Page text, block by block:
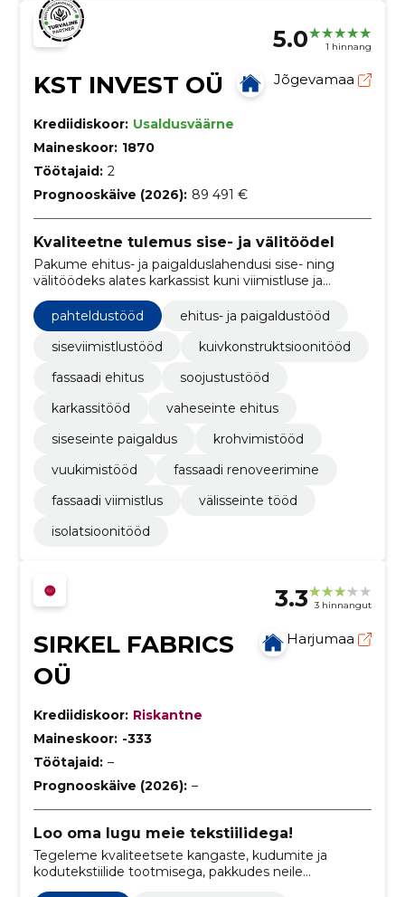
5.0 1 hinnang
KST INVEST OÜ Jõgevamaa
Krediidiskoor: Usaldusväärne
Maineskoor: 1870
Töötajaid: 2
Prognooskäive (2026): 89 491 €
Kvaliteetne tulemus sise- ja välitöödel
Pakume ehitus- ja paigalduslahendusi sise- ning
välitöödeks alates karkassist kuni viimistluse ja
fassaadini. Täpne teostus aitab luua korrektse ja
kauakestva tulemuse.
pahteldustööd
ehitus- ja paigaldustööd
siseviimistlustööd
kuivkonstruktsioonitööd
fassaadi ehitus
soojustustööd
karkassitööd
vaheseinte ehitus
siseseinte paigaldus
krohvimistööd
vuukimistööd
fassaadi renoveerimine
fassaadi viimistlus
välisseinte tööd
isolatsioonitööd
3.3 3 hinnangut
SIRKEL FABRICS
OÜ
Harjumaa
Krediidiskoor: Riskantne
Maineskoor: -333
Töötajaid: –
Prognooskäive (2026): –
Loo oma lugu meie tekstiilidega!
Tegeleme kvaliteetsete kangaste, kudumite ja
kodutekstiilide tootmisega, pakkudes neile
mitmekülgset valikut materjale.